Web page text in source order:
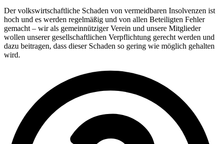
Der volkswirtschaftliche Schaden von vermeidbaren Insolvenzen ist
hoch und es werden regelmäßig und von allen Beteiligten Fehler
gemacht – wir als gemeinnütziger Verein und unsere Mitglieder
wollen unserer gesellschaftlichen Verpflichtung gerecht werden und
dazu beitragen, dass dieser Schaden so gering wie möglich gehalten
wird.